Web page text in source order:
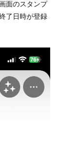
面のスタンプ
了日時が登録